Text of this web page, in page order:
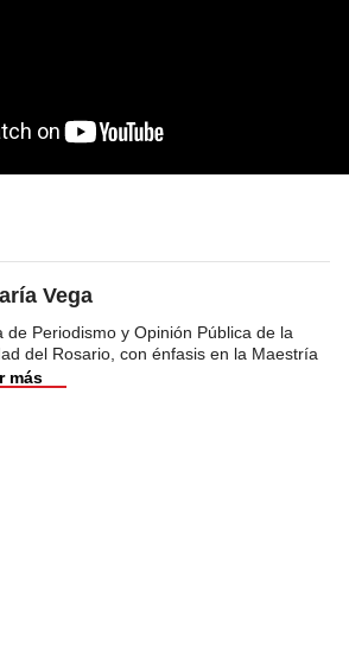
Vega
de Periodismo y Opinión Pública de la
del Rosario, con énfasis en la Maestría
más